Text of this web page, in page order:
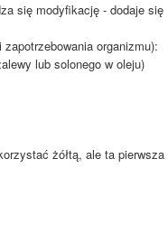
się modyfikację - dodaje się
organizmu):
lub solonego w oleju)
żółtą, ale ta pierwsza